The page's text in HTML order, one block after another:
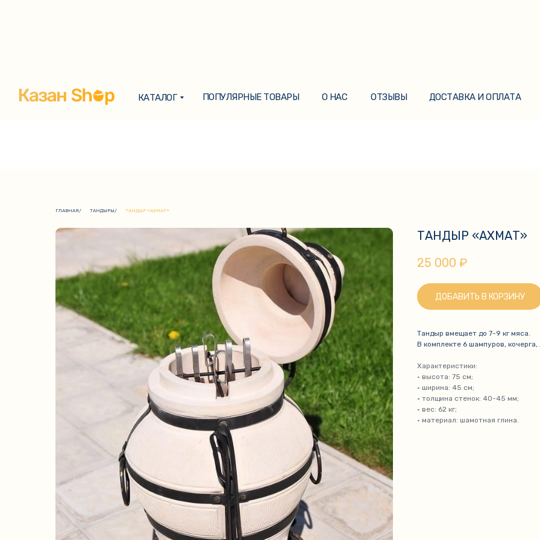
КАТАЛОГ ПОПУЛЯРНЫЕ ТОВАРЫ О НАС ОТЗЫВЫ ДОСТАВКА И ОПЛАТА
ГЛАВНАЯ/ ТАНДЫРЫ/ ТАНДЫР «АХМАТ»
ТАНДЫР «АХМАТ»
25 000 ₽
ДОБАВИТЬ В КОРЗИНУ
Тандыр вмещает до 7-9 кг мяса.
В комплекте 6 шампуров, кочерга,
Характеристики:
• высота: 75 см;
• ширина: 45 см;
• толщина стенок: 40-45 мм;
• вес: 62 кг;
• материал: шамотная глина.